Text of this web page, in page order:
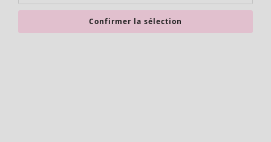
Bonnes affaires en soldes - jusqu'à -70
Confirmer la sélection